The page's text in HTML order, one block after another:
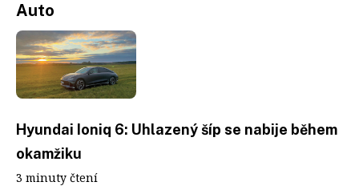
Auto
Hyundai Ioniq 6: Uhlazený šíp se nabije během
okamžiku
3 minuty čtení